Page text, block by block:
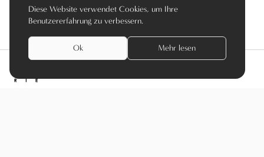
info@dauby.be|+32 3 354 16 86
Diese Website verwendet Cookies, um Ihre
Benutzererfahrung zu verbessern.
Ok Mehr lesen